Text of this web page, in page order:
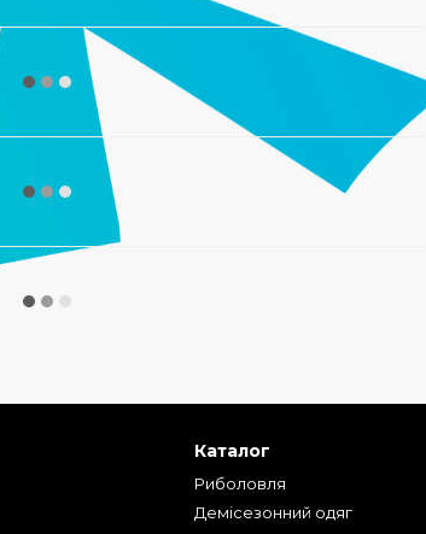
Каталог
Риболовля
Демісезонний одяг